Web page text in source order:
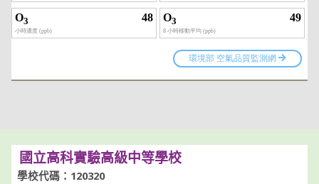
國立高科實驗高級中等學校
學校代碼：120320